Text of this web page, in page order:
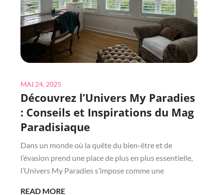
QUOTIDIEN
Posted
on
MAI 24, 2025
Découvrez l’Univers My Paradies
: Conseils et Inspirations du Mag
Paradisiaque
Dans un monde où la quête du bien-être et de
l’évasion prend une place de plus en plus essentielle,
l’Univers My Paradies s’impose comme une
READ MOREDÉCOUVREZ